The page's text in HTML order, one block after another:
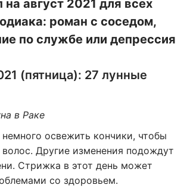
на август 2021 для всех
роман с соседом,
по службе или депрессия
(пятница): 27 лунные
в Раке
освежить кончики, чтобы
Другие изменения подождут
Стрижка в этот день может
со здоровьем.